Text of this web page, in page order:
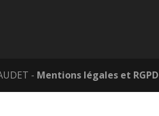
- Mentions légales et RGPD